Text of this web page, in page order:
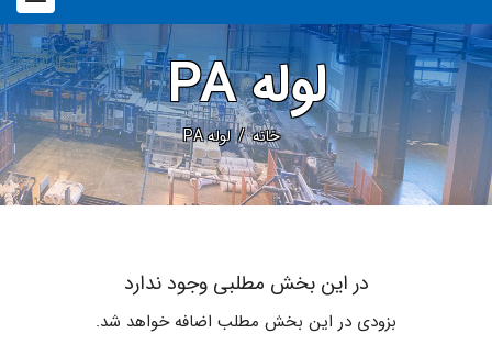
لوله PA
خانه لوله PA
در این بخش مطلبی وجود ندارد
بزودی در این بخش مطلب اضافه خواهد شد.